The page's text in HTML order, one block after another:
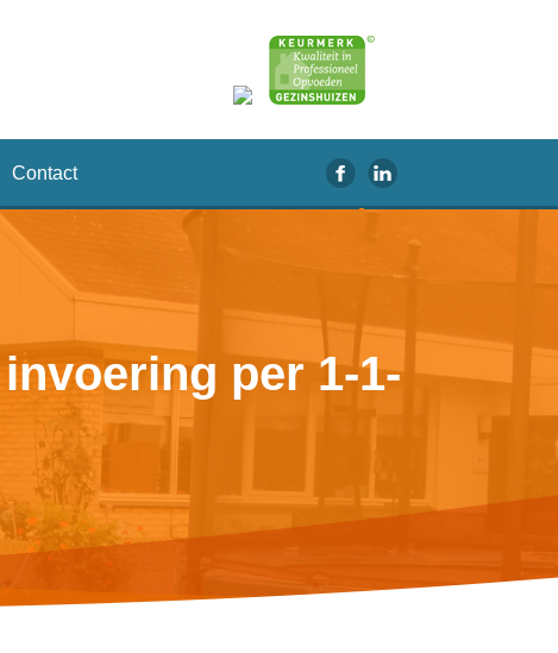
Contact
per 1-1-